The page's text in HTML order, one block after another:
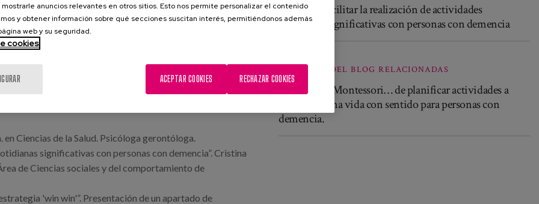
cita organizada de manera conjunta por Zahartzaroa y
colaborativa, así como el primer producto
significativas para personas con demencia
de Políticas Sociales de la Diputación Foral de
Ciencias de la Salud. Psicóloga gerontóloga.
significativas con personas con demencia”. Cristina
de Ciencias sociales y del comportamiento de
'win win'”. Presentación de un apartado de
Guía para facilitar la realización de actividades
cotidianas significativas con personas con demencia
ENTRADAS DEL BLOG RELACIONADAS
Más allá del Montessori… de planificar actividades a
promover una vida con sentido para personas con
demencia.
anuncios relevantes en otros sitios. Esto nos permite personalizar el contenido
y obtener información sobre qué secciones suscitan interés, permitiéndonos además
web y su seguridad.
cookies
RECHAZAR COOKIES
ACEPTAR COOKIES